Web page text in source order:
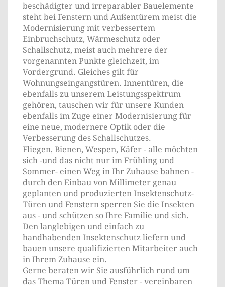
beschädigter und irreparabler Bauelemente
steht bei Fenstern und Außentürem meist die
Modernisierung mit verbessertem
Einbruchschutz, Wärmeschutz oder
Schallschutz, meist auch mehrere der
vorgenannten Punkte gleichzeit, im
Vordergrund. Gleiches gilt für
Wohnungseingangstüren. Innentüren, die
ebenfalls zu unserem Leistungsspektrum
gehören, tauschen wir für unsere Kunden
ebenfalls im Zuge einer Modernisierung für
eine neue, modernere Optik oder die
Verbesserung des Schallschutzes.
Fliegen, Bienen, Wespen, Käfer - alle möchten
sich -und das nicht nur im Frühling und
Sommer- einen Weg in Ihr Zuhause bahnen -
durch den Einbau von Millimeter genau
geplanten und produzierten Insektenschutz-
Türen und Fenstern sperren Sie die Insekten
aus - und schützen so Ihre Familie und sich.
Den langlebigen und einfach zu
handhabenden Insektenschutz liefern und
bauen unsere qualifizierten Mitarbeiter auch
in Ihrem Zuhause ein.
Gerne beraten wir Sie ausführlich rund um
das Thema Türen und Fenster - vereinbaren